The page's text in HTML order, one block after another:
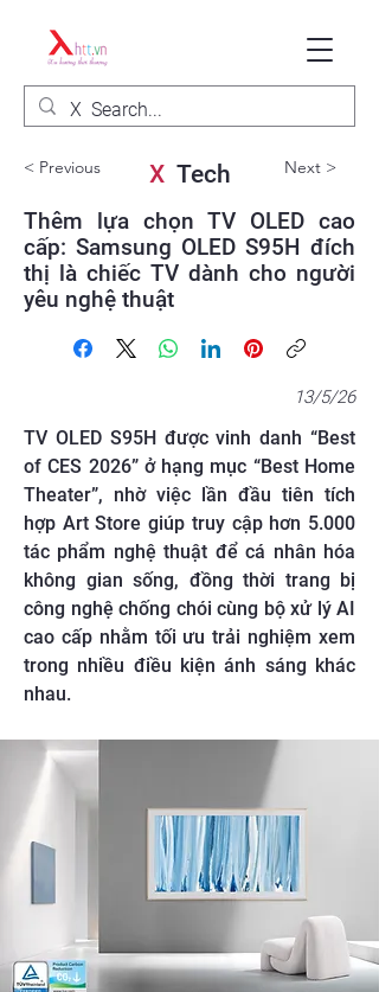
< Previous X Tech Next >
Thêm lựa chọn TV OLED cao
cấp: Samsung OLED S95H đích
thị là chiếc TV dành cho người
yêu nghệ thuật
13/5/26
TV OLED S95H được vinh danh “Best
of CES 2026” ở hạng mục “Best Home
Theater”, nhờ việc lần đầu tiên tích
hợp Art Store giúp truy cập hơn 5.000
tác phẩm nghệ thuật để cá nhân hóa
không gian sống, đồng thời trang bị
công nghệ chống chói cùng bộ xử lý AI
cao cấp nhằm tối ưu trải nghiệm xem
trong nhiều điều kiện ánh sáng khác
nhau.